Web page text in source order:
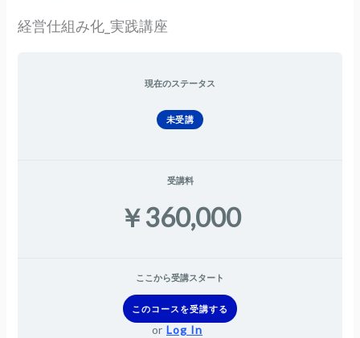
経営仕組み化_実践講座
現在のステータス
未受講
受講料
￥360,000
ここから受講スタート
このコースを受講する
or Log In